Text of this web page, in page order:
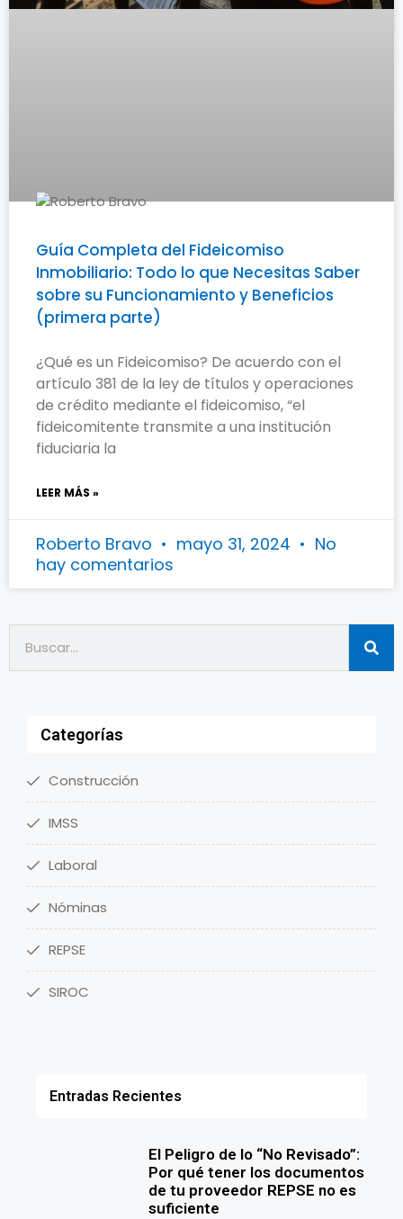
Guía Completa del Fideicomiso
Inmobiliario: Todo lo que Necesitas Saber
sobre su Funcionamiento y Beneficios
(primera parte)
¿Qué es un Fideicomiso? De acuerdo con el
artículo 381 de la ley de títulos y operaciones
de crédito mediante el fideicomiso, “el
fideicomitente transmite a una institución
fiduciaria la
LEER MÁS »
Roberto Bravo mayo 31, 2024
No
hay comentarios
Categorías
Construcción
IMSS
Laboral
Nóminas
REPSE
SIROC
Entradas Recientes
El Peligro de lo “No Revisado”:
Por qué tener los documentos
de tu proveedor REPSE no es
suficiente